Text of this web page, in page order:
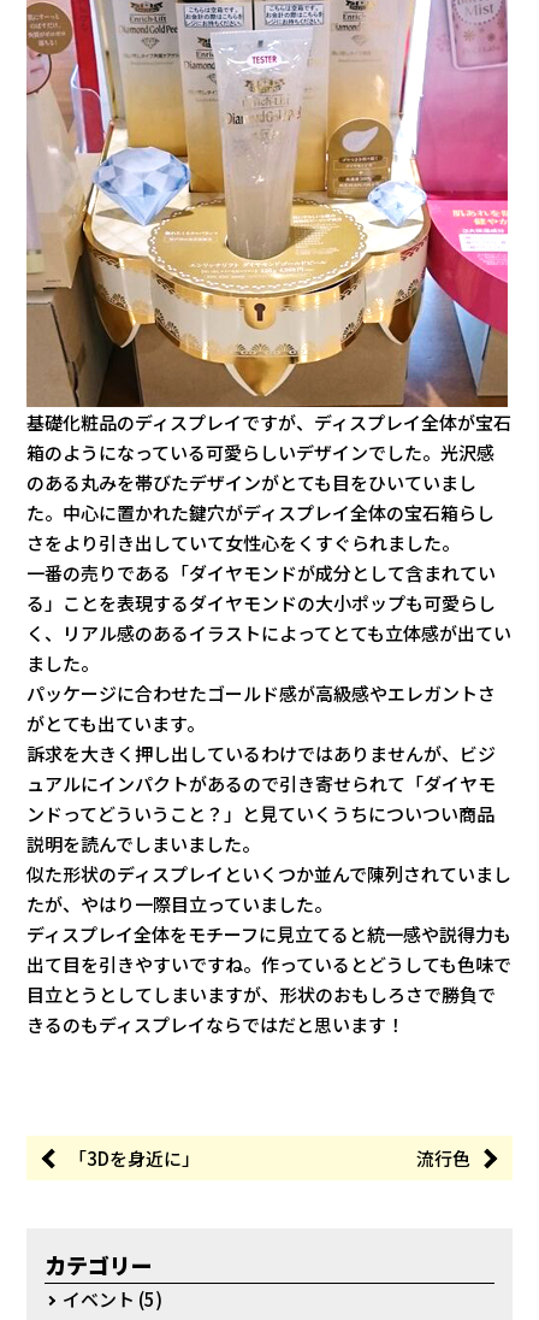
基礎化粧品のディスプレイですが、ディスプレイ全体が宝石
箱のようになっている可愛らしいデザインでした。光沢感
のある丸みを帯びたデザインがとても目をひいていまし
た。中心に置かれた鍵穴がディスプレイ全体の宝石箱らし
さをより引き出していて女性心をくすぐられました。
一番の売りである「ダイヤモンドが成分として含まれてい
る」ことを表現するダイヤモンドの大小ポップも可愛らし
く、リアル感のあるイラストによってとても立体感が出てい
ました。
パッケージに合わせたゴールド感が高級感やエレガントさ
がとても出ています。
訴求を大きく押し出しているわけではありませんが、ビジ
ュアルにインパクトがあるので引き寄せられて「ダイヤモ
ンドってどういうこと？」と見ていくうちについつい商品
説明を読んでしまいました。
似た形状のディスプレイといくつか並んで陳列されていまし
たが、やはり一際目立っていました。
ディスプレイ全体をモチーフに見立てると統一感や説得力も
出て目を引きやすいですね。作っているとどうしても色味で
目立とうとしてしまいますが、形状のおもしろさで勝負で
きるのもディスプレイならではだと思います！
「3Dを身近に」 流行色
カテゴリー
イベント (5)